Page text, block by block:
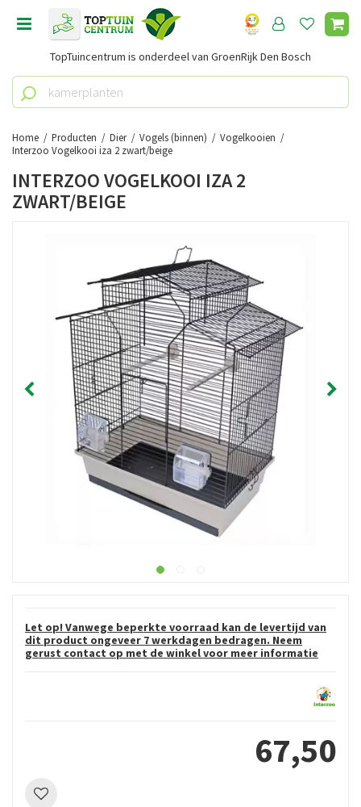
Home Producten Dier Vogels (binnen)
Vogelkooien
Interzoo Vogelkooi iza 2 zwart/beige
TopTuincentrum is onderdeel van GroenRijk Den Bosch
INTERZOO VOGELKOOI IZA 2
ZWART/BEIGE
Let op! Vanwege beperkte voorraad kan de levertijd van
dit product ongeveer 7 werkdagen bedragen. Neem
gerust contact op met de winkel voor meer informatie
67,50